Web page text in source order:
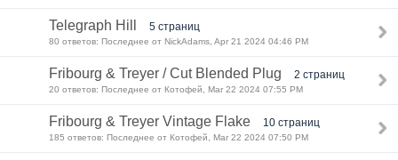
Telegraph Hill 5 страниц
80 ответов: Последнее от NickAdams, Apr 21 2024 04:46 PM
Fribourg & Treyer / Cut Blended Plug 2 страниц
20 ответов: Последнее от Котофей, Mar 22 2024 07:55 PM
Fribourg & Treyer Vintage Flake 10 страниц
185 ответов: Последнее от Котофей, Mar 22 2024 07:50 PM